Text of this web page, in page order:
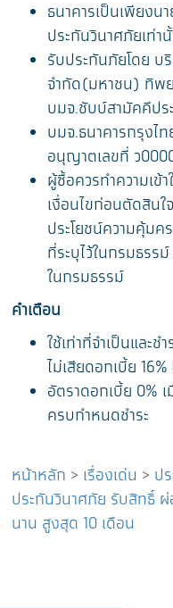
ธนาคารเป็นเพียงน
ประกันวินาศภัยเท่า
รับประกันภัยโดย บ
จำกัด(มหาชน) ทิพ
บมจ.ชับบ์สามัคคีปร
บมจ.ธนาคารกรุงไ
อนุญาตเลขที่ ว
ผู้ซื้อควรทำความเข้
เงื่อนไขก่อนตัดสิน
ประโยชน์ความคุ้มค
ที่ระบุไว้ในกรมธรร
ในกรมธรรม์
คำเตือน
ใช้เท่าที่จำเป็นและ
ไม่เสียดอกเบี้ย
อัตราดอกเบี้ย 0%
ครบกำหนดชำระ
หน้าหลัก > เรื่องเด่น > ป
ประกันวินาศภัย รับสิทธิ์
นาน สูงสุด 10 เดือน